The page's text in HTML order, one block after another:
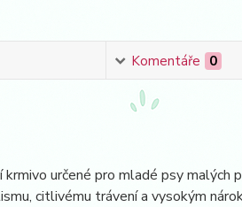
Komentáře 0
určené pro mladé psy malých
citlivému trávení a vysokým